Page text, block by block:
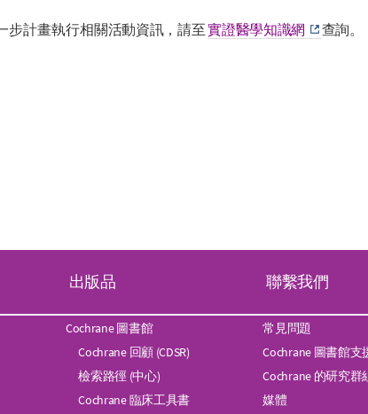
步計畫執行相關活動資訊，請至實證醫學知識網 查詢。
出版品
Cochrane 圖書館
Cochrane 回顧 (CDSR)
檢索路徑 (中心)
Cochrane 臨床工具書
聯繫我們
常見問題
Cochrane 圖書館支
Cochrane 的研究群
媒體